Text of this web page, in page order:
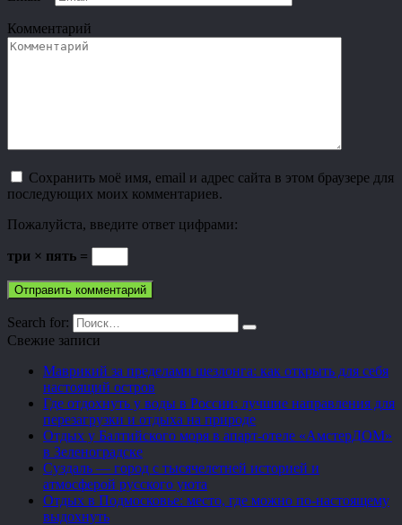
Комментарий
Сохранить моё имя, email и адрес сайта в этом браузере для
последующих моих комментариев.
Пожалуйста, введите ответ цифрами:
три × пять =
Search for:
Свежие записи
Маврикий за пределами шезлонга: как открыть для себя
настоящий остров
Где отдохнуть у воды в России: лучшие направления для
перезагрузки и отдыха на природе
Отдых у Балтийского моря в апарт-отеле «АмстерДОМ»
в Зеленоградске
Суздаль — город с тысячелетней историей и
атмосферой русского уюта
Отдых в Подмосковье: место, где можно по-настоящему
выдохнуть